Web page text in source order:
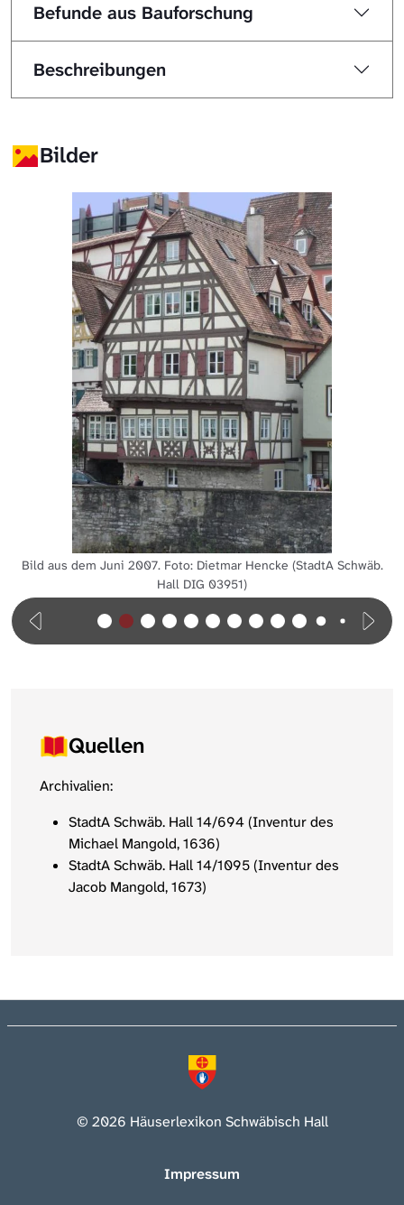
Befunde aus Bauforschung
Beschreibungen
Bilder
Bild aus dem Juni 2007. Foto: Dietmar Hencke (StadtA Schwäb.
Hall DIG 03951)
Quellen
Archivalien:
StadtA Schwäb. Hall 14/694 (Inventur des
Michael Mangold, 1636)
StadtA Schwäb. Hall 14/1095 (Inventur des
Jacob Mangold, 1673)
© 2026 Häuserlexikon Schwäbisch Hall
Impressum